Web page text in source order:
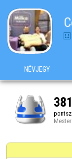
NÉVJEGY
381
Mester